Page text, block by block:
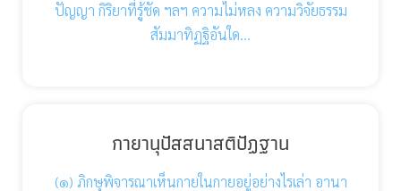
ปัญญา กิริยาที่รู้ชัด ฯลฯ ความไม่หลง ความวิจัยธรรม
สัมมาทิฏฐิอันใด…
กายานุปัสสนาสติปัฏฐาน
(๑) ภิกษุพิจารณาเห็นกายในกายอยู่อย่างไรเล่า อานา